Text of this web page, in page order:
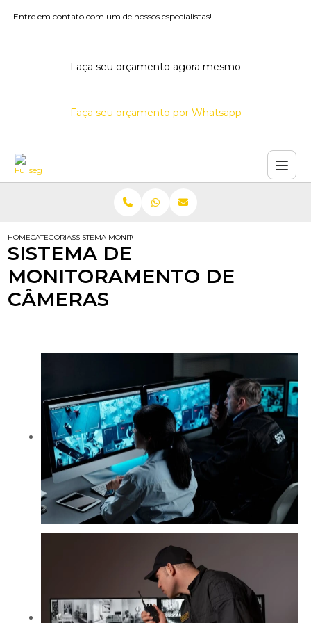
Entre em contato com um de nossos especialistas!
Faça seu orçamento agora mesmo
Faça seu orçamento por Whatsapp
HOMECATEGORIASSISTEMA MONITORAMENTO CAMERAS
SISTEMA DE
MONITORAMENTO DE
CÂMERAS